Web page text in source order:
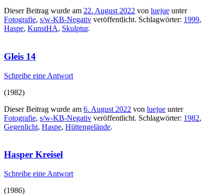
Dieser Beitrag wurde am 22. August 2022 von luejue unter
Fotografie, s/w-KB-Negativ veröffentlicht. Schlagwörter: 1999,
Haspe, KunstHA, Skulptur.
Gleis 14
Schreibe eine Antwort
(1982)
Dieser Beitrag wurde am 6. August 2022 von luejue unter
Fotografie, s/w-KB-Negativ veröffentlicht. Schlagwörter: 1982,
Gegenlicht, Haspe, Hüttengelände.
Hasper Kreisel
Schreibe eine Antwort
(1986)